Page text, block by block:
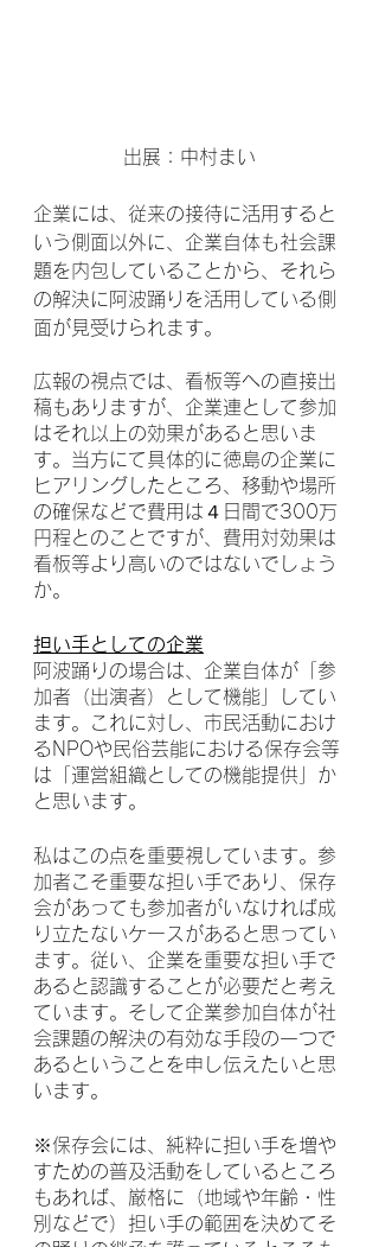
出展：中村まい
企業には、従来の接待に活用すると
いう側面以外に、企業自体も社会課
題を内包していることから、それら
の解決に阿波踊りを活用している側
面が見受けられます。
広報の視点では、看板等への直接出
稿もありますが、企業連として参加
はそれ以上の効果があると思いま
す。当方にて具体的に徳島の企業に
ヒアリングしたところ、移動や場所
の確保などで費用は４日間で300万
円程とのことですが、費用対効果は
看板等より高いのではないでしょう
か。
担い手としての企業
阿波踊りの場合は、企業自体が「参
加者（出演者）として機能」してい
ます。これに対し、市民活動におけ
るNPOや民俗芸能における保存会等
は「運営組織としての機能提供」か
と思います。
私はこの点を重要視しています。参
加者こそ重要な担い手であり、保存
会があっても参加者がいなければ成
り立たないケースがあると思ってい
ます。従い、企業を重要な担い手で
あると認識することが必要だと考え
ています。そして企業参加自体が社
会課題の解決の有効な手段の一つで
あるということを申し伝えたいと思
います。
※保存会には、純粋に担い手を増や
すための普及活動をしているところ
もあれば、厳格に（地域や年齢・性
別などで）担い手の範囲を決めてそ